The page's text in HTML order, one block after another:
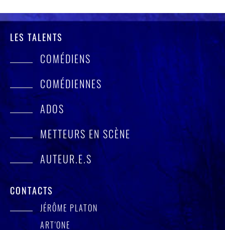
LES TALENTS
COMÉDIENS
COMÉDIENNES
ADOS
METTEURS EN SCÈNE
AUTEUR.E.S
CONTACTS
JÉRÔME PLATON
ART'ONE